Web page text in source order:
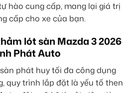
hào cung cấp, mang lại giá trị
cấp cho xe của bạn.
lót sàn Mazda 3 2026
Phát Auto
phát huy tối đa công dụng
quy trình lắp đặt là yếu tố then